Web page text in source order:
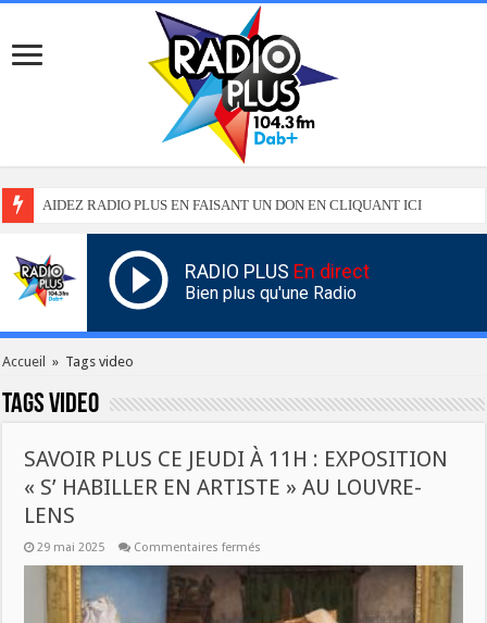
AIDEZ RADIO PLUS EN FAISANT UN DON EN CLIQUANT ICI
RADIO PLUS En direct
Bien plus qu'une Radio
Accueil » Tags video
Tagsvideo
SAVOIR PLUS CE JEUDI À 11H : EXPOSITION
« S’ HABILLER EN ARTISTE » AU LOUVRE-
LENS
29 mai 2025 Commentaires fermés
JEUDI